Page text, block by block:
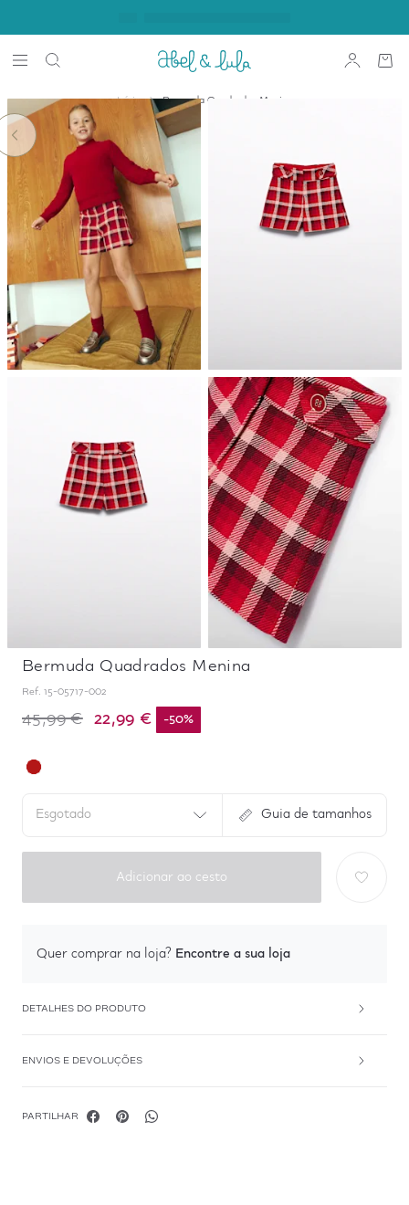
Início Bermuda Quadrados Menina
Bermuda Quadrados Menina
Ref. 15-05717-002
45,99 € 22,99 € -50%
Esgotado Guia de tamanhos
Adicionar ao cesto
Quer comprar na loja? Encontre a sua loja
DETALHES DO PRODUTO
ENVIOS E DEVOLUÇÕES
PARTILHAR